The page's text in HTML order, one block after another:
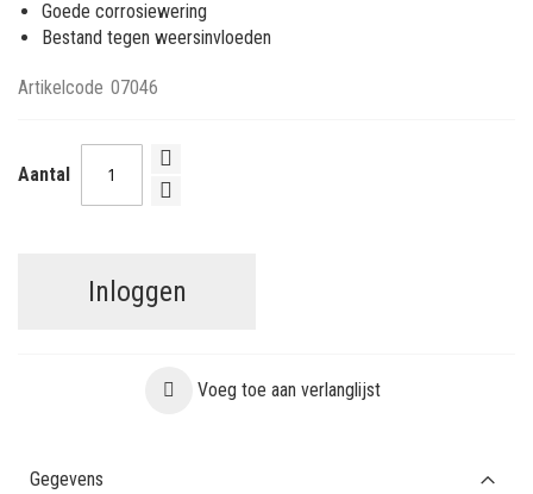
Goede corrosiewering
Bestand tegen weersinvloeden
Artikelcode 07046
Aantal
Inloggen
Voeg toe aan verlanglijst
Gegevens